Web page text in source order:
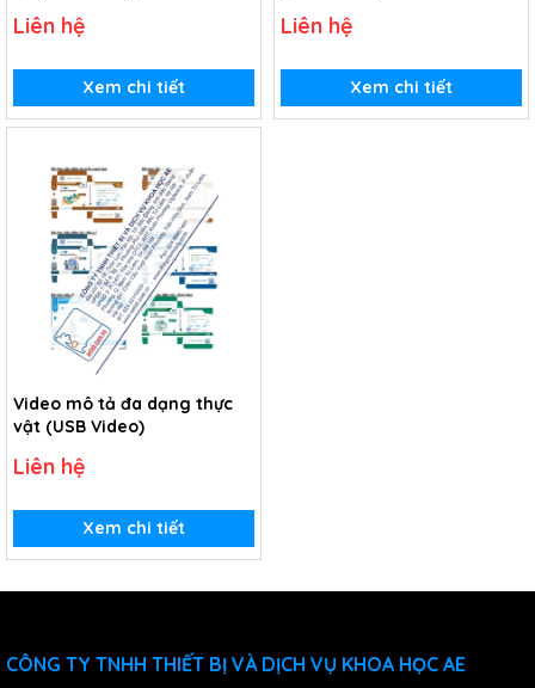
Liên hệ
Xem chi tiết
Liên hệ
Xem chi tiết
Video mô tả đa dạng thực
vật (USB Video)
Liên hệ
Xem chi tiết
CÔNG TY TNHH THIẾT BỊ VÀ DỊCH VỤ KHOA HỌC AE